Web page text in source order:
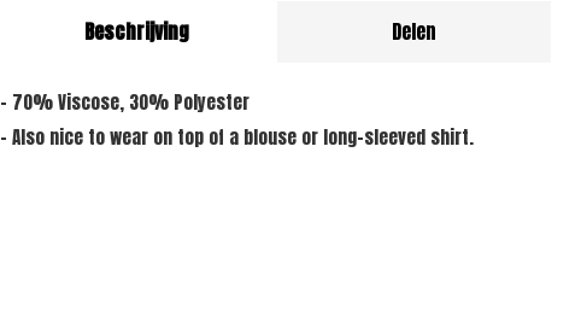
Beschrijving Delen
- 70% Viscose, 30% Polyester
- Also nice to wear on top of a blouse or long-sleeved shirt.